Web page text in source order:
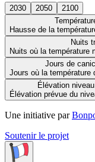
2030 2050
2100
Hausse de la
Nuits
Nuits où la température
Jours de
Jours où la température
Élévation
Élévation prévue du
Une initiative par
Soutenir le projet